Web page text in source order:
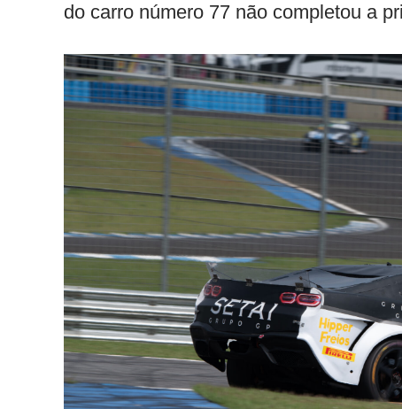
do carro número 77 não completou a